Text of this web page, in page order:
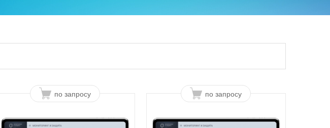
по запросу по запросу